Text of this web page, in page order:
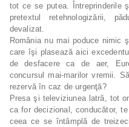
tot ce se putea. Întreprinderile
pretextul retehnologizării,
devalizat.
România nu mai poduce nimic
care îşi plasează aici
de desfacere ca de aer,
concursul mai-marilor vremii.
rezervă în caz de urgenţă?
Presa şi televiziunea latră, tot
ca for decizional, conducător,
ceea ce se întâmplă de